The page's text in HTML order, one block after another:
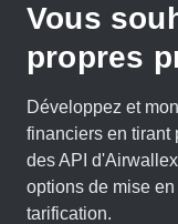
Vous
propres
Développez et
financiers en tirant
des API
options de mise
tarification.